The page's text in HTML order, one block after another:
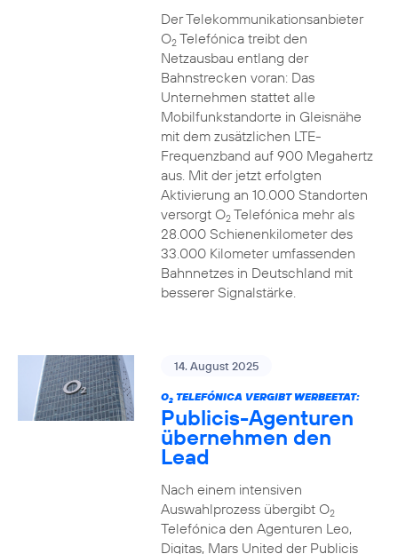
Der Telekommunikationsanbieter
O2Telefónica treibt den
Netzausbau entlang der
Bahnstrecken voran: Das
Unternehmen stattet alle
Mobilfunkstandorte in Gleisnähe
mit dem zusätzlichen LTE-
Frequenzband auf 900 Megahertz
aus. Mit der jetzt erfolgten
Aktivierung an 10.000 Standorten
versorgt O2Telefónica mehr als
28.000 Schienenkilometer des
33.000 Kilometer umfassenden
Bahnnetzes in Deutschland mit
besserer Signalstärke.
14. August 2025
O2TELEFÓNICA VERGIBT WERBEETAT:
Publicis-Agenturen
übernehmen den
Lead
Nach einem intensiven
Auswahlprozess übergibt O2
Telefónica den Agenturen Leo,
Digitas, Mars United der Publicis